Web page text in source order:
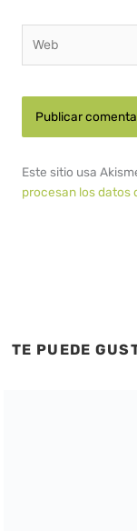
Este sitio usa
procesan los datos
TE PUEDE